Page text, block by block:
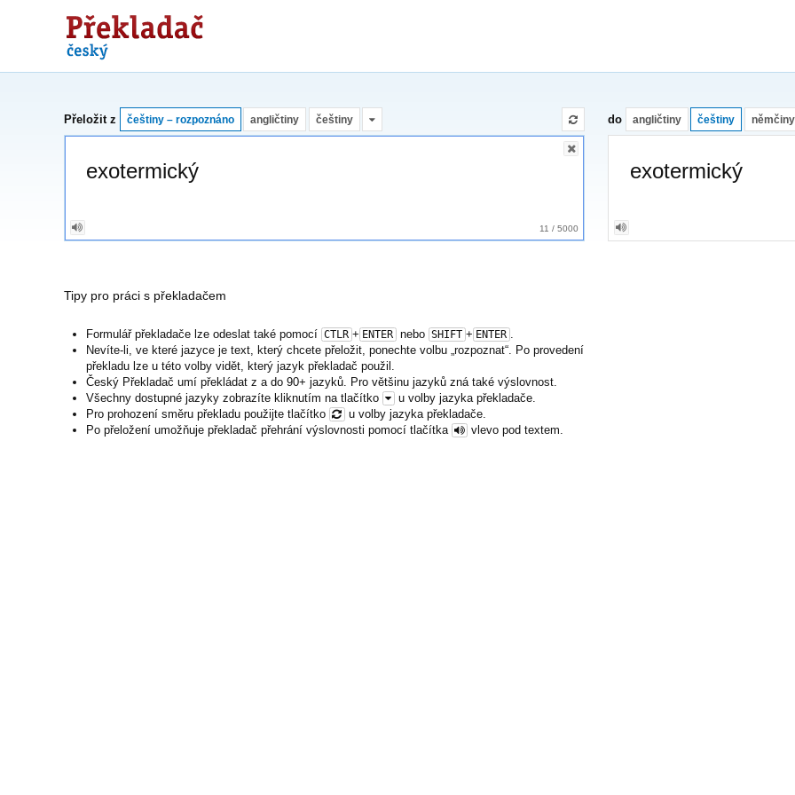
Překladač
Přeložit z češtiny – rozpoznáno angličtiny češtiny
11 / 5000
do angličtiny češtiny němčiny
exotermický
Tipy pro práci s překladačem
Formulář překladače lze odeslat také pomocí CTLR + ENTER nebo SHIFT + ENTER
Nevíte-li, ve které jazyce je text, který chcete přeložit, ponechte volbu „rozpoznat“. Po provedení
překladu lze u této volby vidět, který jazyk překladač použil.
Český Překladač umí překládat z a do 90+ jazyků. Pro většinu jazyků zná také výslovnost.
Všechny dostupné jazyky zobrazíte kliknutím na tlačítko
u volby jazyka překladače.
Pro prohození směru překladu použijte tlačítko
u volby jazyka překladače.
Po přeložení umožňuje překladač přehrání výslovnosti pomocí tlačítka
vlevo pod textem.